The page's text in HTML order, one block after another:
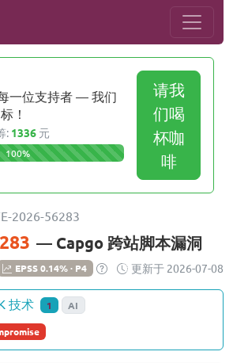
一位支持者 — 我们
！
: 1336 元
100%
请我
们喝
杯咖
啡
2026-56283
— Capgo 跨站脚本漏洞
EPSS 0.14% · P4 更新于 2026-07-08
技术 1 AI